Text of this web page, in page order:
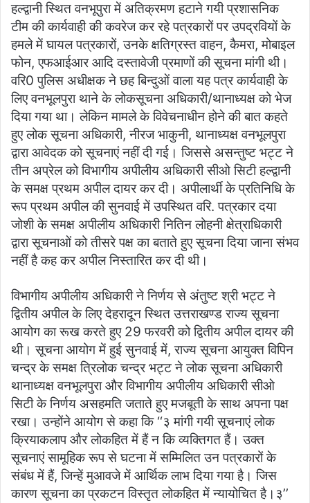
हल्द्वानी स्थित वनभूपुरा में अतिक्रमण हटाने गयी प्रशासनिक
टीम की कार्यवाही की कवरेज कर रहे पत्रकारों पर उपद्रवियों के
हमले में घायल पत्रकारों, उनके क्षतिग्रस्त वाहन, कैमरा, मोबाइल
फोन, एफआईआर आदि दस्तावेजी प्रमाणों की सूचना मांगी थी।
वरि0 पुलिस अधीक्षक ने छह बिन्दुओं वाला यह पत्र कार्यवाही के
लिए वनभूलपुरा थाने के लोकसूचना अधिकारी/थानाध्यक्ष को भेज
दिया गया था। लेकिन मामले के विवेचनाधीन होने की बात कहते
हुए लोक सूचना अधिकारी, नीरज भाकुनी, थानाध्यक्ष वनभूलपुरा
द्वारा आवेदक को सूचनाएं नहीं दी गई। जिससे असन्तुष्ट भट्ट ने
तीन अप्रेल को विभागीय अपीलीय अधिकारी सीओ सिटी हल्द्वानी
के समक्ष प्रथम अपील दायर कर दी। अपीलार्थी के प्रतिनिधि के
रूप प्रथम अपील की सुनवाई में उपस्थित वरि. पत्रकार दया
जोशी के समक्ष अपीलीय अधिकारी नितिन लोहनी क्षेत्राधिकारी
द्वारा सूचनाओं को तीसरे पक्ष का बताते हुए सूचना दिया जाना संभव
नहीं है कह कर अपील निस्तारित कर दी थी।
विभागीय अपीलीय अधिकारी ने निर्णय से अंतुष्ट श्री भट्ट ने
द्वितीय अपील के लिए देहरादून स्थित उत्तराखण्ड राज्य सूचना
आयोग का रूख करते हुए 29 फरवरी को द्वितीय अपील दायर की
थी। सूचना आयोग में हुई सुनवाई में, राज्य सूचना आयुक्त विपिन
चन्द्र के समक्ष त्रिलोक चन्द्र भट्ट ने लोक सूचना अधिकारी
थानाध्यक्ष वनभूलपुरा और विभागीय अपीलीय अधिकारी सीओ
सिटी के निर्णय असहमति जताते हुए मजबूती के साथ अपना पक्ष
रखा। उन्होंने आयोग से कहा कि ‘‘३ मांगी गयी सूचनाएं लोक
क्रियाकलाप और लोकहित में हैं न कि व्यक्तिगत हैं। उक्त
सूचनाएं सामूहिक रूप से घटना में सम्मिलित उन पत्रकारों के
संबंध में हैं, जिन्हें मुआवजे में आर्थिक लाभ दिया गया है। जिस
कारण सूचना का प्रकटन विस्तृत लोकहित में न्यायोचित है।३’’